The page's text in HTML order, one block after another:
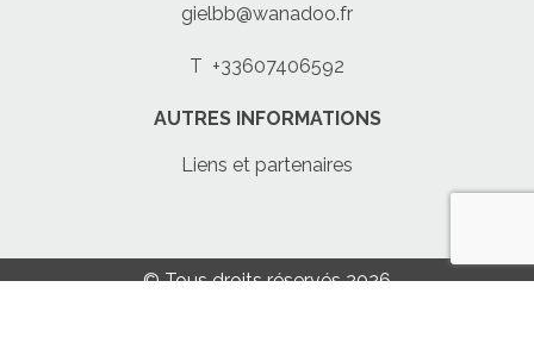
gielbb@wanadoo.fr
T +33607406592
AUTRES INFORMATIONS
Liens et partenaires
© Tous droits réservés 2026